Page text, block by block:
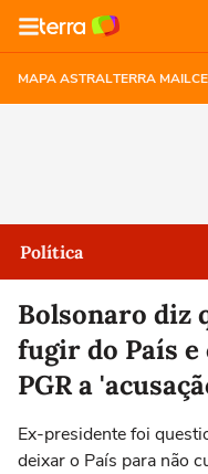
MAPA ASTRALTERRA MAIL
Política
Bolsonaro diz
fugir do País e
PGR a
Ex-presidente foi
deixar o País para não